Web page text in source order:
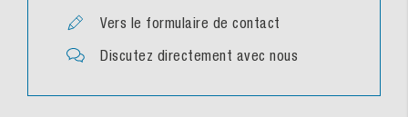
Vers le formulaire de contact
Discutez directement avec nous